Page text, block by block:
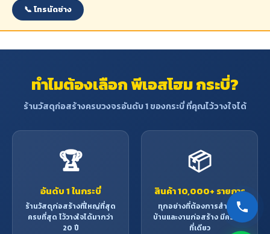
📞 โทรนัดช่าง
ทำไมต้องเลือก พีเอสโฮม กระบี่?
ร้านวัสดุก่อสร้างครบวงจรอันดับ 1 ของกระบี่ ที่คุณไว้วางใจได้
🏆
อันดับ 1 ในกระบี่
ร้านวัสดุก่อสร้างที่ใหญ่ที่สุด
ครบที่สุด ไว้วางใจได้มากว่า
20 ปี
📦
สินค้า 10,000+ รายการ
ทุกอย่างที่ต้องการสำหรับ
บ้านและงานก่อสร้าง มีครบใน
ที่เดียว